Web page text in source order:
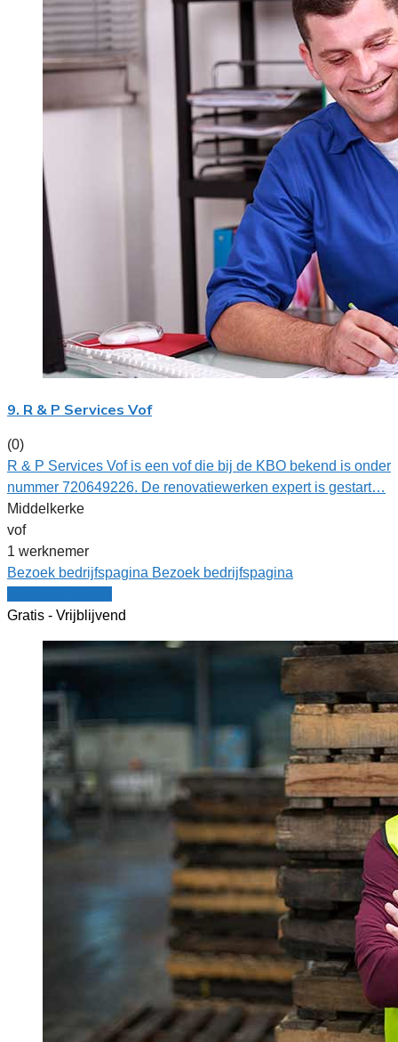
9. R & P Services Vof
(0)
R & P Services Vof is een vof die bij de KBO bekend is onder
nummer 720649226. De renovatiewerken expert is gestart…
Middelkerke
vof
1 werknemer
Bezoek bedrijfspagina Bezoek bedrijfspagina
Gratis - Vrijblijvend